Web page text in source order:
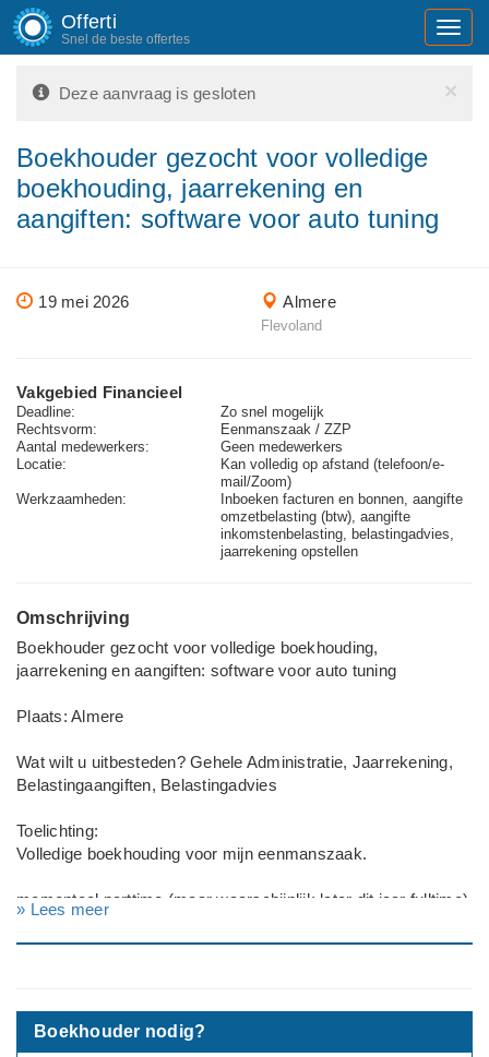
Offerti
Snel de beste offertes
×
Deze aanvraag is gesloten
Boekhouder gezocht voor volledige
boekhouding, jaarrekening en
aangiften: software voor auto tuning
19 mei 2026 Almere
Flevoland
Vakgebied Financieel
Deadline:
Zo snel mogelijk
Rechtsvorm:
Eenmanszaak / ZZP
Aantal medewerkers:
Geen medewerkers
Locatie:
Kan volledig op afstand (telefoon/e-
mail/Zoom)
Werkzaamheden:
Inboeken facturen en bonnen, aangifte
omzetbelasting (btw), aangifte
inkomstenbelasting, belastingadvies,
jaarrekening opstellen
Omschrijving
Boekhouder gezocht voor volledige boekhouding,
jaarrekening en aangiften: software voor auto tuning
Plaats: Almere
Wat wilt u uitbesteden? Gehele Administratie, Jaarrekening,
Belastingaangiften, Belastingadvies
Toelichting:
Volledige boekhouding voor mijn eenmanszaak.
momenteel parttime (maar waarschijnlijk later dit jaar fulltime)
boekhouden.nl als boekhoudpakket momenteel. Op zoek naar
kan geven.
» Lees meer
Boekhouder nodig?